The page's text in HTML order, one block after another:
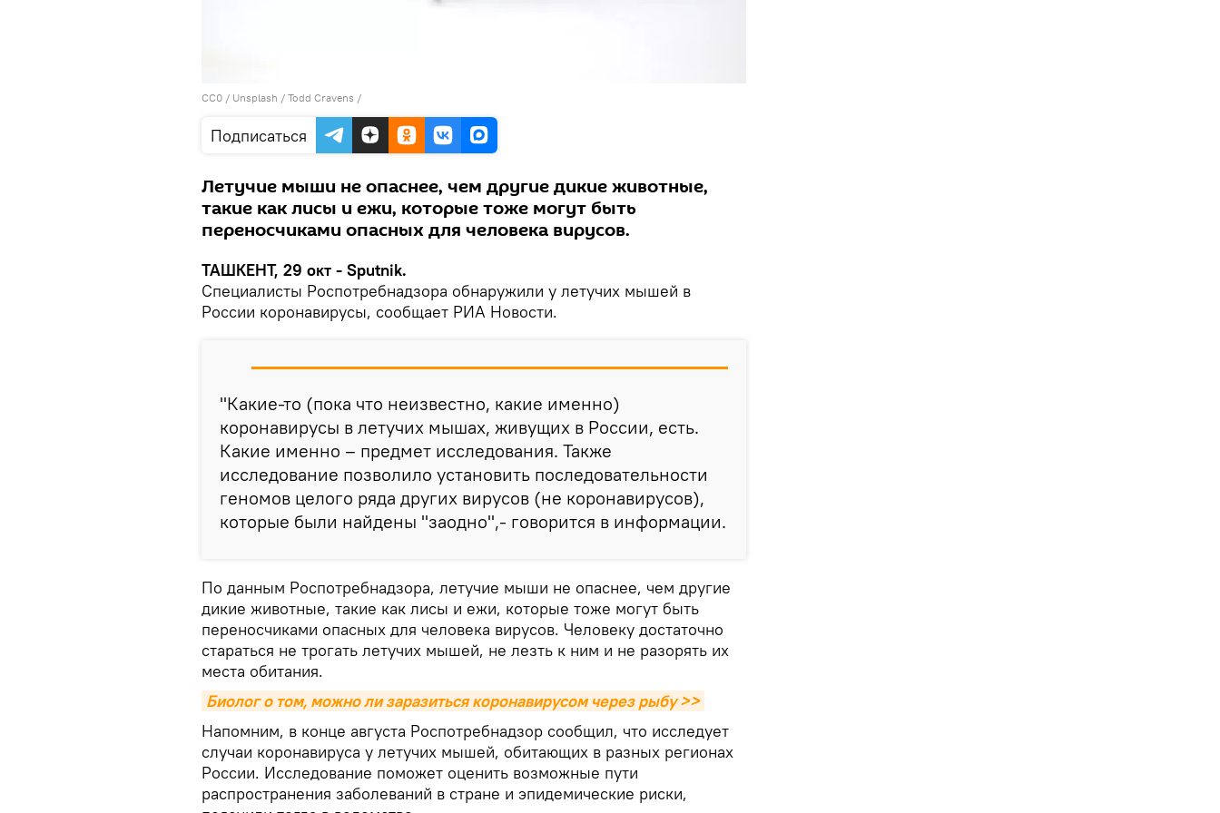
CC0 / Unsplash / Todd Cravens /
Подписаться
Летучие мыши не опаснее, чем другие дикие животные,
такие как лисы и ежи, которые тоже могут быть
переносчиками опасных для человека вирусов.
ТАШКЕНТ, 29 окт - Sputnik.
Специалисты Роспотребнадзора обнаружили у летучих мышей в
России коронавирусы, сообщает РИА Новости.
"Какие-то (пока что неизвестно, какие именно)
коронавирусы в летучих мышах, живущих в России, есть.
Какие именно – предмет исследования. Также
исследование позволило установить последовательности
геномов целого ряда других вирусов (не коронавирусов),
которые были найдены "заодно",- говорится в информации.
По данным Роспотребнадзора, летучие мыши не опаснее, чем другие
дикие животные, такие как лисы и ежи, которые тоже могут быть
переносчиками опасных для человека вирусов. Человеку достаточно
стараться не трогать летучих мышей, не лезть к ним и не разорять их
места обитания.
Биолог о том, можно ли заразиться коронавирусом через рыбу >>
Напомним, в конце августа Роспотребнадзор сообщил, что исследует
случаи коронавируса у летучих мышей, обитающих в разных регионах
России. Исследование поможет оценить возможные пути
распространения заболеваний в стране и эпидемические риски,